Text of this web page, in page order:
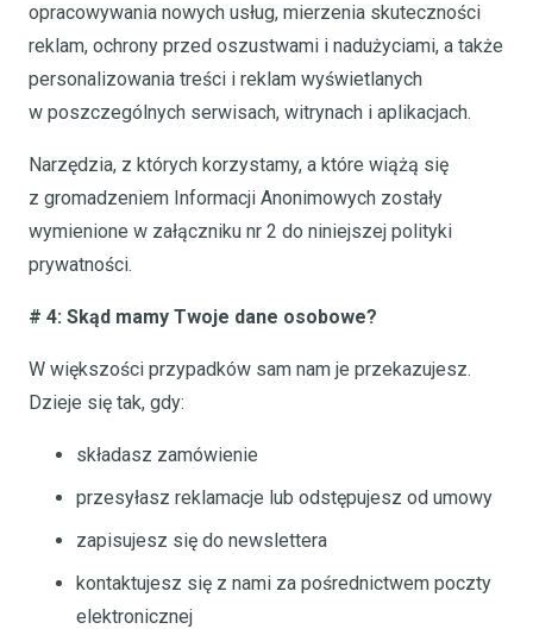
opracowywania nowych usług, mierzenia skuteczności
reklam, ochrony przed oszustwami i nadużyciami, a także
personalizowania treści i reklam wyświetlanych
w poszczególnych serwisach, witrynach i aplikacjach.
Narzędzia, z których korzystamy, a które wiążą się
z gromadzeniem Informacji Anonimowych zostały
wymienione w załączniku nr 2 do niniejszej polityki
prywatności.
# 4: Skąd mamy Twoje dane osobowe?
W większości przypadków sam nam je przekazujesz.
Dzieje się tak, gdy:
składasz zamówienie
przesyłasz reklamacje lub odstępujesz od umowy
zapisujesz się do newslettera
kontaktujesz się z nami za pośrednictwem poczty
elektronicznej